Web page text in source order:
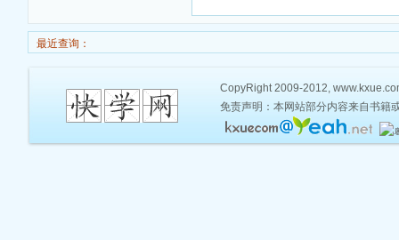
最近查询：
CopyRight 2009-2012,
免责声明：本网站部分内容来自书籍